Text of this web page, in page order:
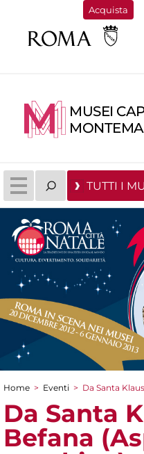
Acquista
MUSEI
TUTTI I
Tu sei qui
Home > Eventi > Da Santa
Da Santa
Befana